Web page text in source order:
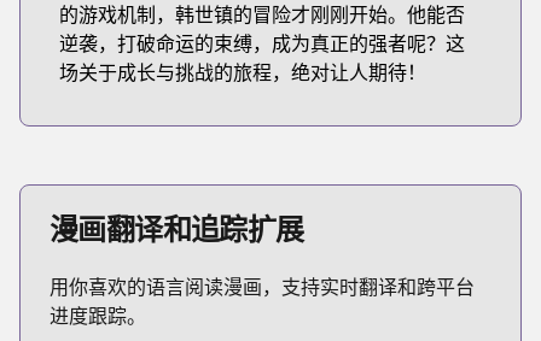
的游戏机制，韩世镇的冒险才刚刚开始。他能否
逆袭，打破命运的束缚，成为真正的强者呢？这
场关于成长与挑战的旅程，绝对让人期待！
漫画翻译和追踪扩展
用你喜欢的语言阅读漫画，支持实时翻译和跨平台
进度跟踪。